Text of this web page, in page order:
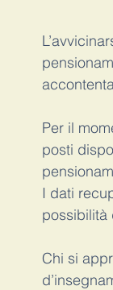
esame di stato
Per il
posti
I dati
possibilità
Chi si